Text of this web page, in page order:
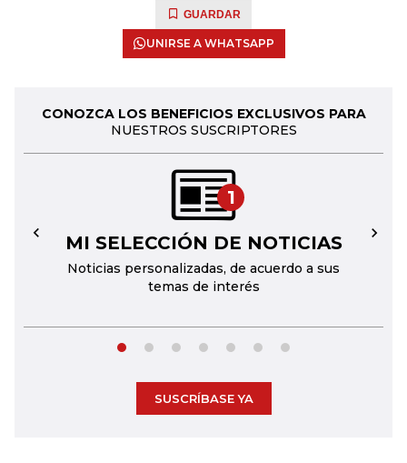
GUARDAR
UNIRSE A WHATSAPP
CONOZCA LOS BENEFICIOS EXCLUSIVOS PARA
NUESTROS SUSCRIPTORES
1
MI SELECCIÓN DE NOTICIAS
Noticias personalizadas, de acuerdo a sus
temas de interés
← →
SUSCRÍBASE YA